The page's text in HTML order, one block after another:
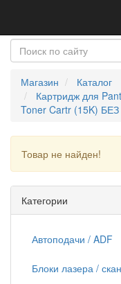
Магазин
Каталог
Картридж для
Toner Cartr (15K)
Товар не найден!
Категории
Автоподачи / ADF
Блоки лазера /